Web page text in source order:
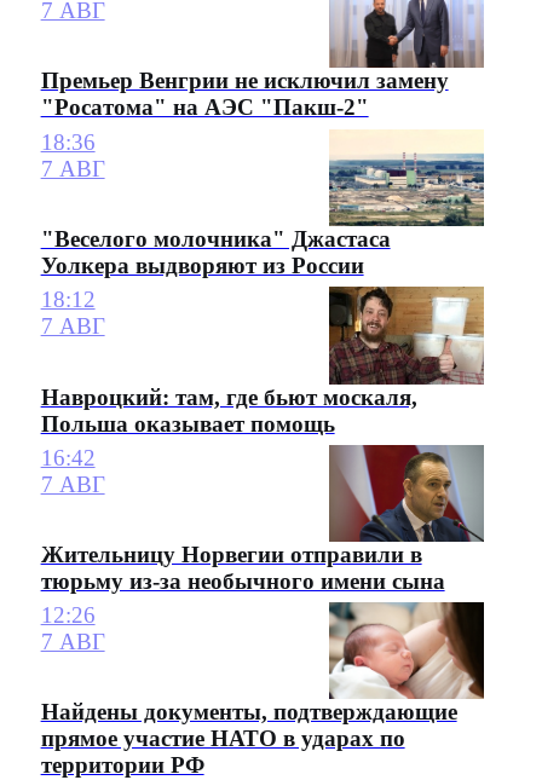
7 АВГ
Премьер Венгрии не исключил замену
"Росатома" на АЭС "Пакш-2"
18:36
7 АВГ
"Веселого молочника" Джастаса
Уолкера выдворяют из России
18:12
7 АВГ
Навроцкий: там, где бьют москаля,
Польша оказывает помощь
16:42
7 АВГ
Жительницу Норвегии отправили в
тюрьму из-за необычного имени сына
12:26
7 АВГ
Найдены документы, подтверждающие
прямое участие НАТО в ударах по
территории РФ